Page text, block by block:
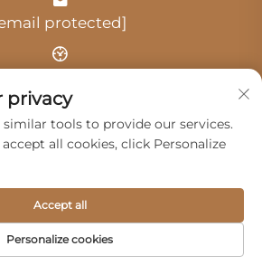
protected]
Hangzhou Guangji Automobile
Politika privatnosti
O nama
privacy
similar tools to provide our services.
all cookies, click Personalize
Personalize cookies
Accept all